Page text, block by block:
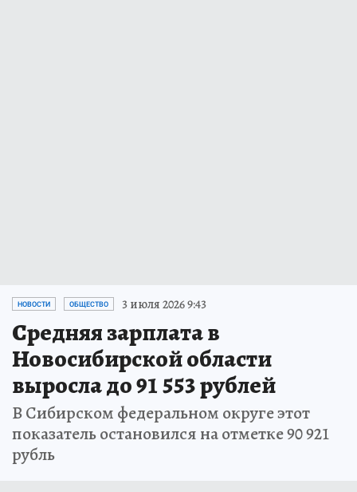
НОВОСТИ ОБЩЕСТВО 3 июля 2026 9:43
Средняя зарплата в
Новосибирской области
выросла до 91 553 рублей
В Сибирском федеральном округе этот
показатель остановился на отметке 90 921
рубль